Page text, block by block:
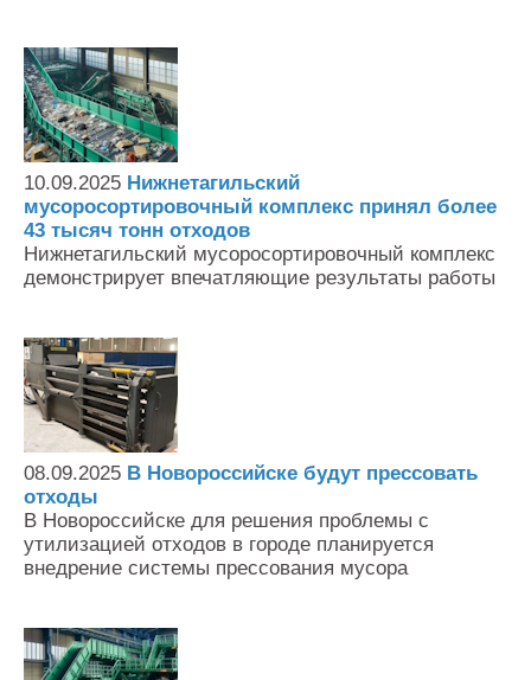
10.09.2025 Нижнетагильский
мусоросортировочный комплекс принял более
43 тысяч тонн отходов
Нижнетагильский мусоросортировочный комплекс
демонстрирует впечатляющие результаты работы
08.09.2025 В Новороссийске будут прессовать
отходы
В Новороссийске для решения проблемы с
утилизацией отходов в городе планируется
внедрение системы прессования мусора